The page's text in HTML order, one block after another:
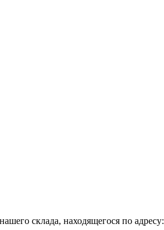
склада, находящегося по адресу: